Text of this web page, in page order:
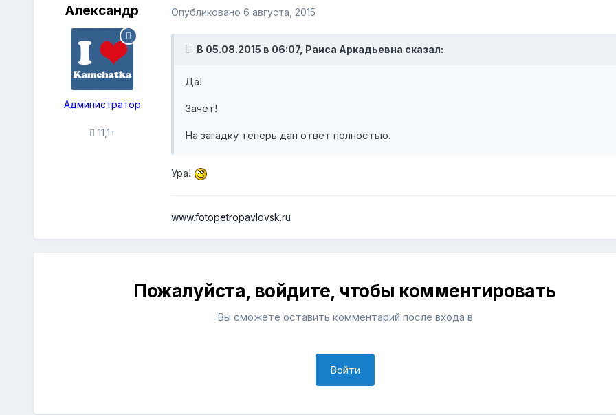
Александр
Администратор
11,1т
Опубликовано 6 августа, 2015
В 05.08.2015 в 06:07, Раиса Аркадьевна сказал:
Да!
Зачёт!
На загадку теперь дан ответ полностью.
Ура!
www.fotopetropavlovsk.ru
Пожалуйста, войдите, чтобы комментировать
Вы сможете оставить комментарий после входа в
Войти